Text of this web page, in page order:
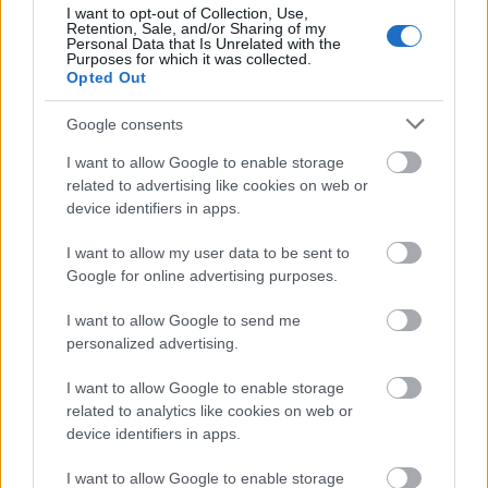
I want to opt-out of Collection, Use,
Retention, Sale, and/or Sharing of my
Personal Data that Is Unrelated with the
Purposes for which it was collected.
Opted Out
Google consents
I want to allow Google to enable storage
related to advertising like cookies on web or
device identifiers in apps.
I want to allow my user data to be sent to
Google for online advertising purposes.
I want to allow Google to send me
personalized advertising.
I want to allow Google to enable storage
related to analytics like cookies on web or
device identifiers in apps.
I want to allow Google to enable storage
Újragondolják Lipótváros rejtett, zöld parkját
Indulhat a Honvéd tér megújításának tervezése, ahol a
klímatudatos gondolkodás és a helyi identitás erősítése kerül a
középpontba.
Történelmi táj, amelynek minden köve
mesél – megújul a tatai Angolkert
M1 bővítés: már zajlik a teljesen új
Bicske Kelet csomópont építése
Új gyalogosátkelők és jelzőlámpás
csomópont épül Angyalföldön